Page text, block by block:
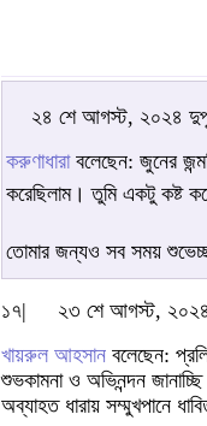
২৪ শে আগস্ট, ২০২৪
করুণাধারাবলেছেন: জুনের
করেছিলাম। তুমি একটু কষ্ট
তোমার জন্যও সব সময়
১৭|
২৩ শে আগস্ট,
খায়রুল আহসান বলেছেন:
শুভকামনা ও অভিনন্দন
অব্যাহত ধারায় সম্মুখপানে